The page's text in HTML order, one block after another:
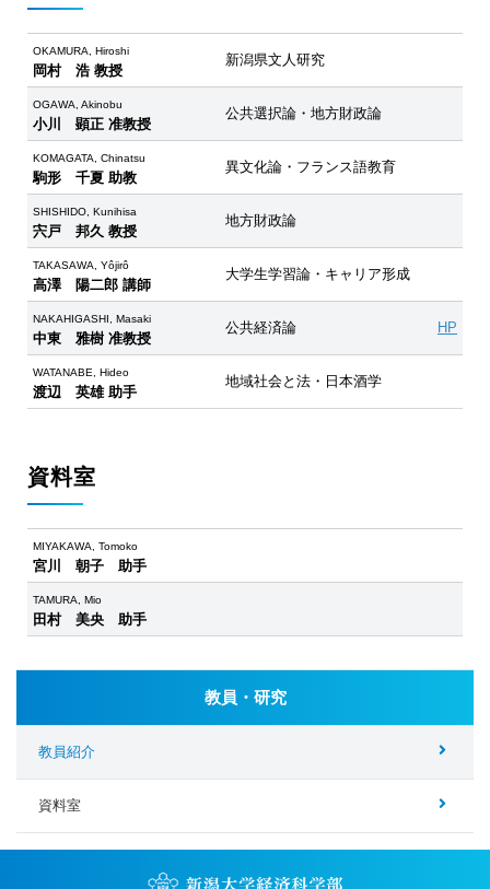
OKAMURA, Hiroshi
岡村 浩 教授
新潟県文人研究
OGAWA, Akinobu
小川 顕正 准教授
公共選択論・地方財政論
KOMAGATA, Chinatsu
駒形 千夏 助教
異文化論・フランス語教育
SHISHIDO, Kunihisa
宍戸 邦久 教授
地方財政論
TAKASAWA, Yôjirô
高澤 陽二郎 講師
大学生学習論・キャリア形成
NAKAHIGASHI, Masaki
中東 雅樹 准教授
公共経済論 HP
WATANABE, Hideo
渡辺 英雄 助手
地域社会と法・日本酒学
資料室
MIYAKAWA, Tomoko
宮川 朝子 助手
TAMURA, Mio
田村 美央 助手
教員・研究
教員紹介
資料室